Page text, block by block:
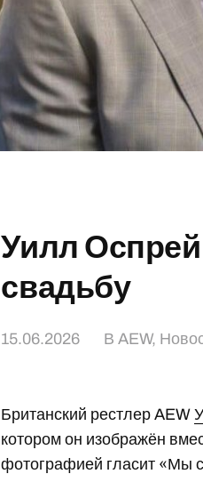
Уилл
свадьбу
15.06.2026 ВAEW,
Британский рестлер AEW
котором он изображён
фотографией гласит «Мы